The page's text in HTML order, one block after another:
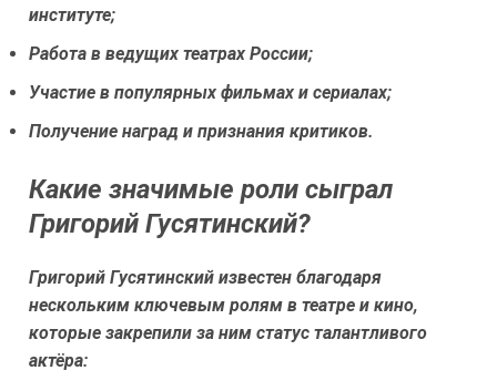
институте;
Работа в ведущих театрах России;
Участие в популярных фильмах и сериалах;
Получение наград и признания критиков.
Какие значимые роли сыграл
Григорий Гусятинский?
Григорий Гусятинский известен благодаря
нескольким ключевым ролям в театре и кино,
которые закрепили за ним статус талантливого
актёра: